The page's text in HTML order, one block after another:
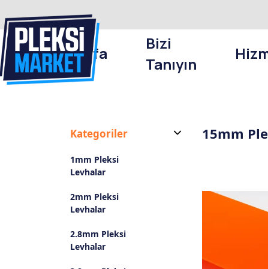
Kategoriler
1mm Pleksi
Levhalar
2mm Pleksi
Levhalar
2.8mm Pleksi
Levhalar
15mm
Anasayfa
Bizi
Tanıyın